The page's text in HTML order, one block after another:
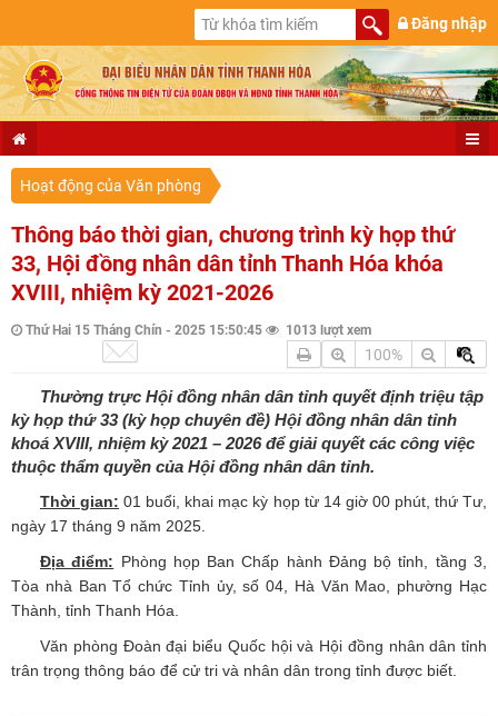
Đăng nhập
Hoạt động của Văn phòng
Thông báo thời gian, chương trình kỳ họp thứ
33, Hội đồng nhân dân tỉnh Thanh Hóa khóa
XVIII, nhiệm kỳ 2021-2026
Thứ Hai 15 Tháng Chín - 2025 15:50:45 1013 lượt xem
100%
Thường trực Hội đồng nhân dân tỉnh quyết định triệu tập
kỳ họp thứ 33 (kỳ họp chuyên đề) Hội đồng nhân dân tỉnh
khoá XVIII, nhiệm kỳ 2021 – 2026 để giải quyết các công việc
thuộc thẩm quyền của Hội đồng nhân dân tỉnh.
Thời gian: 01 buổi, khai mạc kỳ họp từ 14 giờ 00 phút, thứ Tư,
ngày 17 tháng 9 năm 2025.
Địa điểm: Phòng họp Ban Chấp hành Đảng bộ tỉnh, tầng 3,
Tòa nhà Ban Tổ chức Tỉnh ủy, số 04, Hà Văn Mao, phường Hạc
Thành, tỉnh Thanh Hóa.
Văn phòng Đoàn đại biểu Quốc hội và Hội đồng nhân dân tỉnh
trân trọng thông báo để cử tri và nhân dân trong tỉnh được biết.